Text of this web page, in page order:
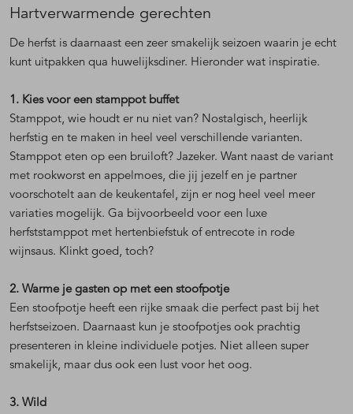
Hartverwarmende gerechten
De herfst is daarnaast een zeer smakelijk seizoen waarin je echt
kunt uitpakken qua huwelijksdiner. Hieronder wat inspiratie.
1. Kies voor een stamppot buffet
Stamppot, wie houdt er nu niet van? Nostalgisch, heerlijk
herfstig en te maken in heel veel verschillende varianten.
Stamppot eten op een bruiloft? Jazeker. Want naast de variant
met rookworst en appelmoes, die jij jezelf en je partner
voorschotelt aan de keukentafel, zijn er nog heel veel meer
variaties mogelijk. Ga bijvoorbeeld voor een luxe
herfststamppot met hertenbiefstuk of entrecote in rode
wijnsaus. Klinkt goed, toch?
2. Warme je gasten op met een stoofpotje
Een stoofpotje heeft een rijke smaak die perfect past bij het
herfstseizoen. Daarnaast kun je stoofpotjes ook prachtig
presenteren in kleine individuele potjes. Niet alleen super
smakelijk, maar dus ook een lust voor het oog.
3. Wild